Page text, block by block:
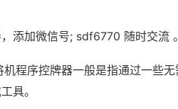
添加微信号; sdf6770 随时交流 。
程序控牌器一般是指通过一些
具。